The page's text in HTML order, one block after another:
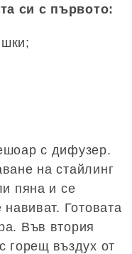
си с първото:
с дифузер.
на стайлинг
пяна и се
Готовата
Във втория
горещ въздух от